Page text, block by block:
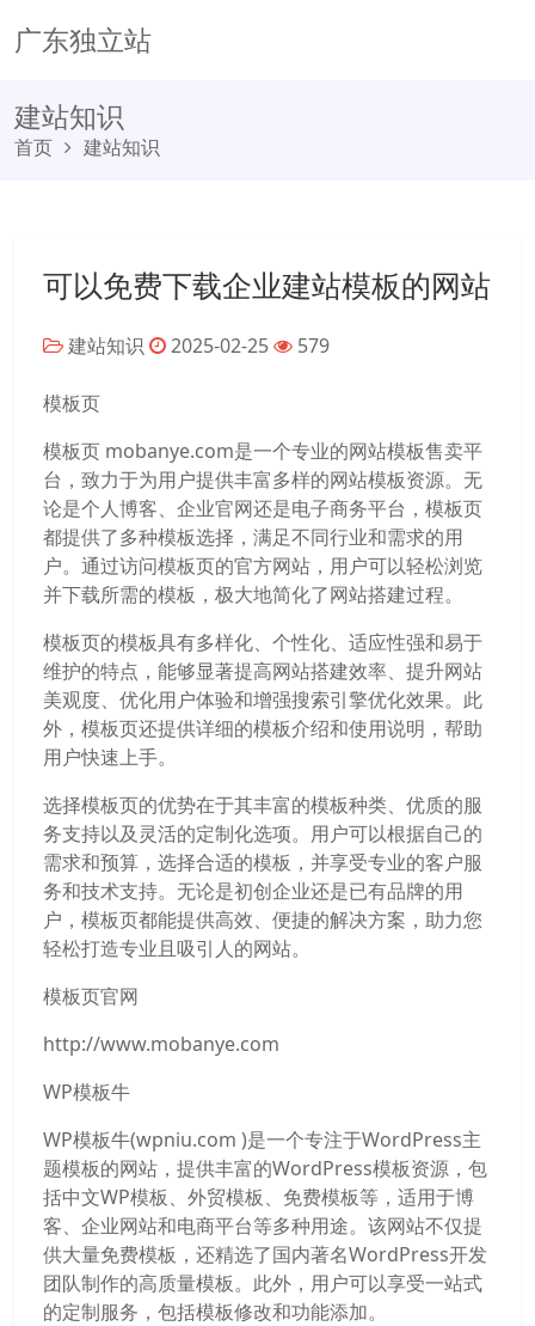
广东独立站
建站知识
首页 建站知识
可以免费下载企业建站模板的网站
建站知识 2025-02-25 579
模板页
模板页 mobanye.com是一个专业的网站模板售卖平
台，致力于为用户提供丰富多样的网站模板资源。无
论是个人博客、企业官网还是电子商务平台，模板页
都提供了多种模板选择，满足不同行业和需求的用
户。通过访问模板页的官方网站，用户可以轻松浏览
并下载所需的模板，极大地简化了网站搭建过程。
模板页的模板具有多样化、个性化、适应性强和易于
维护的特点，能够显著提高网站搭建效率、提升网站
美观度、优化用户体验和增强搜索引擎优化效果。此
外，模板页还提供详细的模板介绍和使用说明，帮助
用户快速上手。
选择模板页的优势在于其丰富的模板种类、优质的服
务支持以及灵活的定制化选项。用户可以根据自己的
需求和预算，选择合适的模板，并享受专业的客户服
务和技术支持。无论是初创企业还是已有品牌的用
户，模板页都能提供高效、便捷的解决方案，助力您
轻松打造专业且吸引人的网站。
模板页官网
http://www.mobanye.com
WP模板牛
WP模板牛(wpniu.com )是一个专注于WordPress主
题模板的网站，提供丰富的WordPress模板资源，包
括中文WP模板、外贸模板、免费模板等，适用于博
客、企业网站和电商平台等多种用途。该网站不仅提
供大量免费模板，还精选了国内著名WordPress开发
团队制作的高质量模板。此外，用户可以享受一站式
的定制服务，包括模板修改和功能添加。